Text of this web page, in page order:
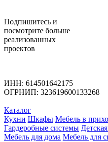
Подпишитесь и
посмотрите больше
реализованных
проектов
ИНН: 614501642175
ОГРНИП: 323619600133268
Каталог
Кухни Шкафы Мебель в
Гардеробные системы
Мебель для дома Мебель для